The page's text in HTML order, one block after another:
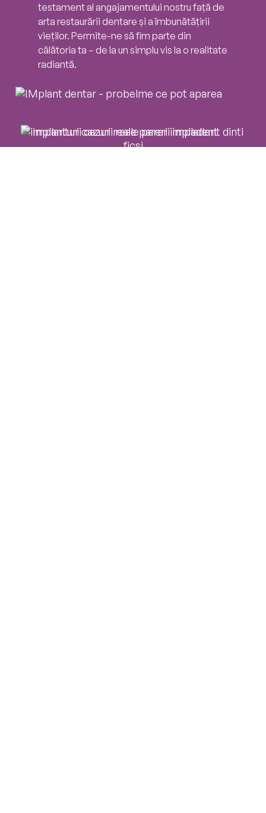
testament al angajamentului nostru față de
arta restaurării dentare și a îmbunătățirii
vieților. Permite-ne să fim parte din
călătoria ta – de la un simplu vis la o realitate
radiantă.